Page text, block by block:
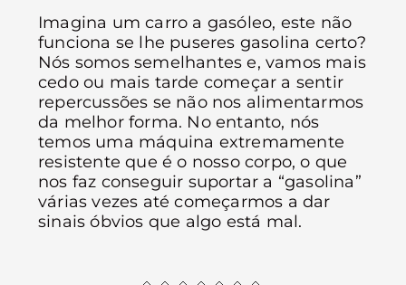
Imagina um carro a gasóleo, este não
funciona se lhe puseres gasolina certo?
Nós somos semelhantes e, vamos mais
cedo ou mais tarde começar a sentir
repercussões se não nos alimentarmos
da melhor forma. No entanto, nós
temos uma máquina extremamente
resistente que é o nosso corpo, o que
nos faz conseguir suportar a “gasolina”
várias vezes até começarmos a dar
sinais óbvios que algo está mal.